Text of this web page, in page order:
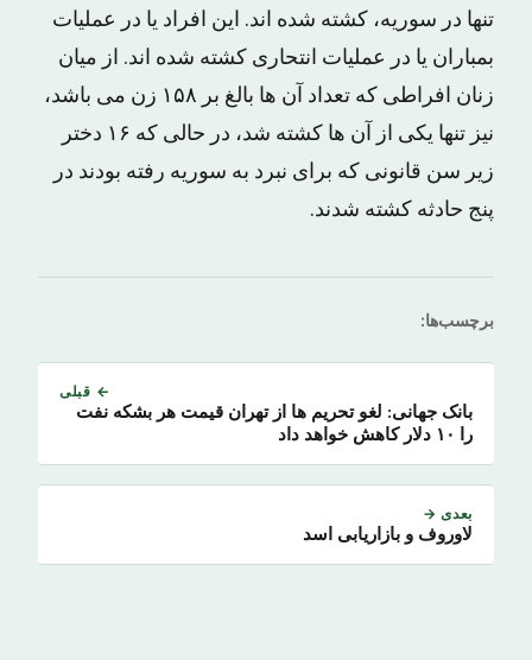
تنها در سوریه، کشته شده اند. این افراد یا در عملیات
بمباران یا در عملیات انتحاری کشته شده اند. از میان
زنان افراطی که تعداد آن ها بالغ بر ۱۵۸ زن می باشد،
نیز تنها یکی از آن ها کشته شد، در حالی که ۱۶ دختر
زیر سن قانونی که برای نبرد به سوریه رفته بودند در
پنج حادثه کشته شدند.
برچسب‌ها:
← قبلی
بانک جهانی: لغو تحریم ها از تهران قیمت هر بشکه نفت
را ۱۰ دلار کاهش خواهد داد
بعدی →
لاوروف و بازاریابی اسد